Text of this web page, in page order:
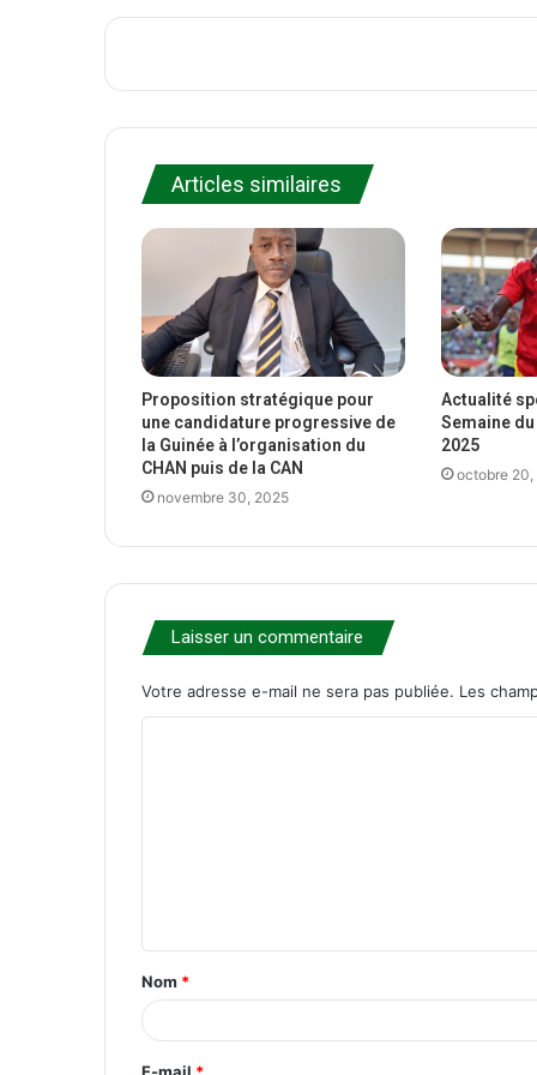
Articles similaires
Proposition stratégique pour
une candidature progressive de
la Guinée à l’organisation du
CHAN puis de la CAN
novembre 30, 2025
Actualité
Semaine
2025
octobre 20,
Laisser un commentaire
Votre adresse e-mail ne sera pas publiée. Les
t
a
Nom *